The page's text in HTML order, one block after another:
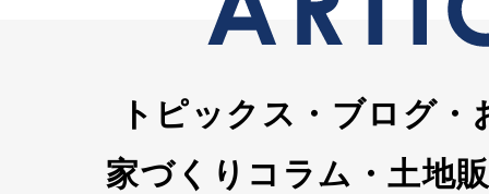
トピックス・ブログ・
家づくりコラム・土地